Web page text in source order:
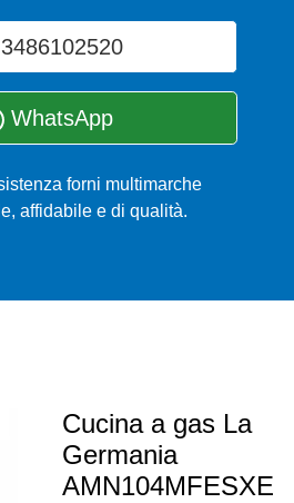
3486102520
WhatsApp
forni multimarche
affidabile e di qualità.
Cucina a gas La
Germania
AMN104MFESXE